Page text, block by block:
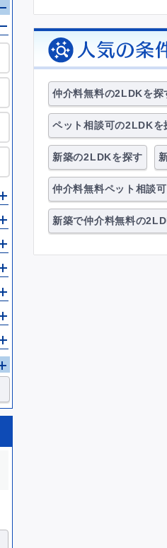
仲介料無料の2LDKを探
ペット相談可の2LDKを
新築の2LDKを探す
仲介料無料ペット相談
新築で仲介料無料の